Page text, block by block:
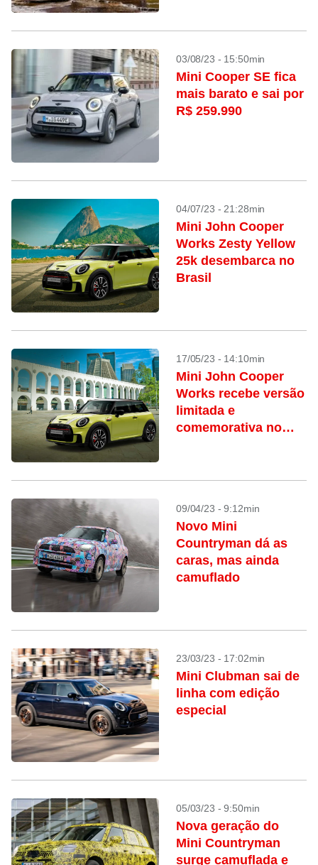
03/08/23 - 15:50min
Mini Cooper SE fica
mais barato e sai por
R$ 259.990
04/07/23 - 21:28min
Mini John Cooper
Works Zesty Yellow
25k desembarca no
Brasil
17/05/23 - 14:10min
Mini John Cooper
Works recebe versão
limitada e
comemorativa no
09/04/23 - 9:12min
Novo Mini
Countryman dá as
caras, mas ainda
camuflado
23/03/23 - 17:02min
Mini Clubman sai de
linha com edição
especial
05/03/23 - 9:50min
Nova geração do
Mini Countryman
surge camuflada e